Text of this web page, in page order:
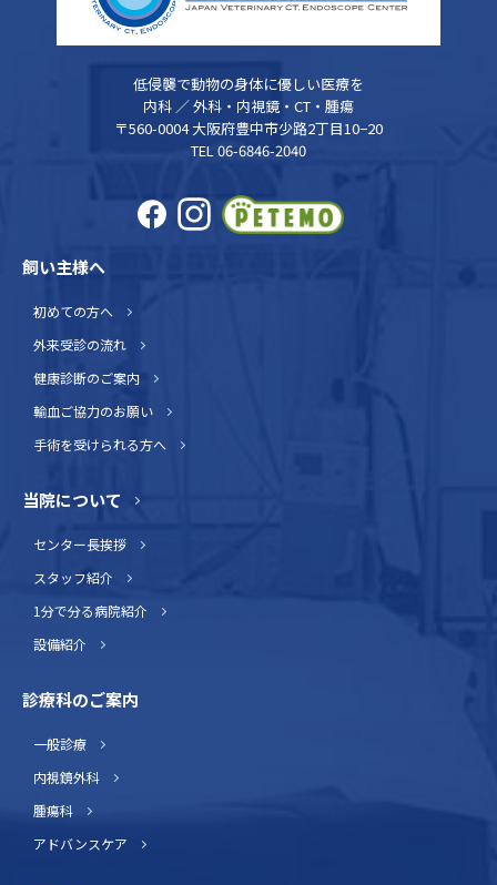
低侵襲で動物の身体に優しい医療を
内科 ／ 外科・内視鏡・CT・腫瘍
〒560-0004 大阪府豊中市少路2丁目10−20
TEL 06-6846-2040
飼い主様へ
初めての方へ
外来受診の流れ
健康診断のご案内
輸血ご協力のお願い
手術を受けられる方へ
当院について
センター長挨拶
スタッフ紹介
1分で分る病院紹介
設備紹介
診療科のご案内
一般診療
内視鏡外科
腫瘍科
アドバンスケア